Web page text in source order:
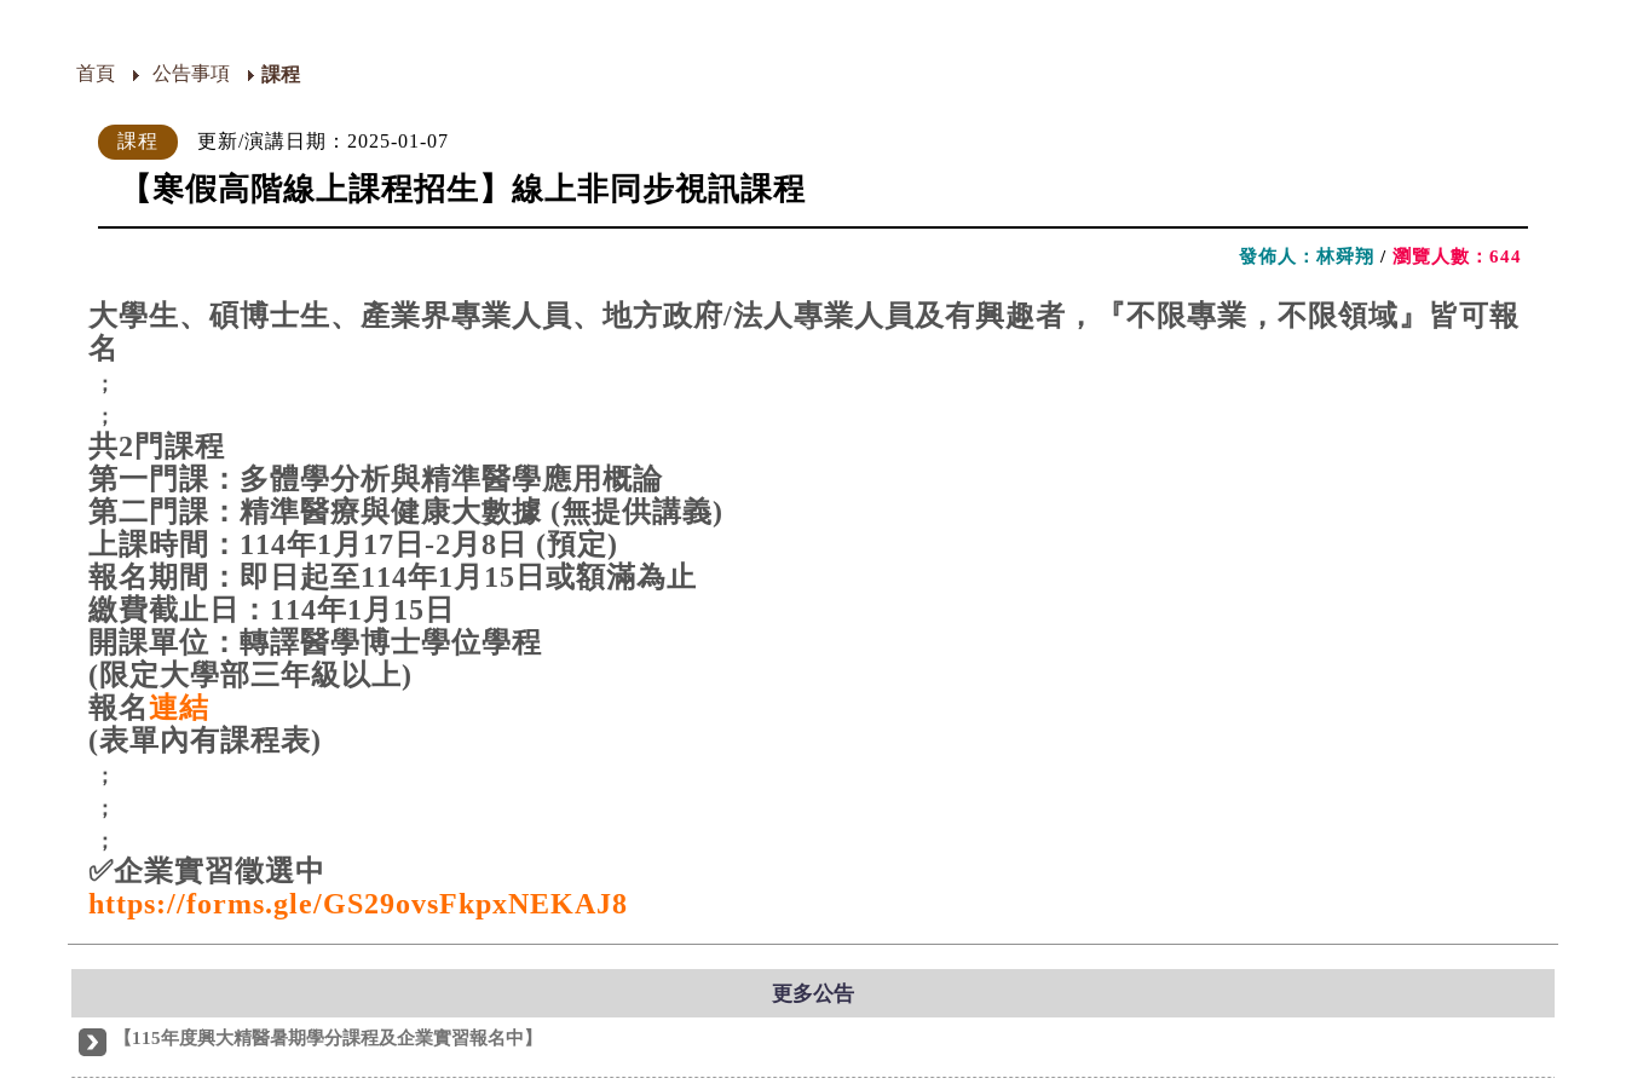
首頁 公告事項 課程
課程 更新/演講日期：2025-01-07
【寒假高階線上課程招生】線上非同步視訊課程
發佈人：林舜翔 /瀏覽人數：644
大學生、碩博士生、產業界專業人員、地方政府/法人專業人員及有興趣者，『不限專業，不限領域』皆可報
名
；
；
共2門課程
第一門課：多體學分析與精準醫學應用概論
第二門課：精準醫療與健康大數據 (無提供講義)
上課時間：114年1月17日-2月8日 (預定)
報名期間：即日起至114年1月15日或額滿為止
繳費截止日：114年1月15日
開課單位：轉譯醫學博士學位學程
(限定大學部三年級以上)
報名連結
(表單內有課程表)
；
；
；
✅企業實習徵選中
https://forms.gle/GS29ovsFkpxNEKAJ8
更多公告
【115年度興大精醫暑期學分課程及企業實習報名中】